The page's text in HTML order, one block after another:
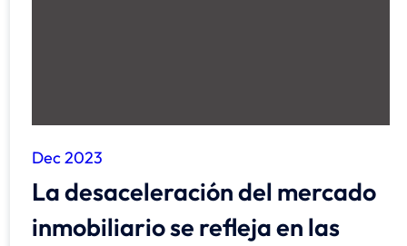
Dec 2023
La desaceleración del mercado
inmobiliario se refleja en las